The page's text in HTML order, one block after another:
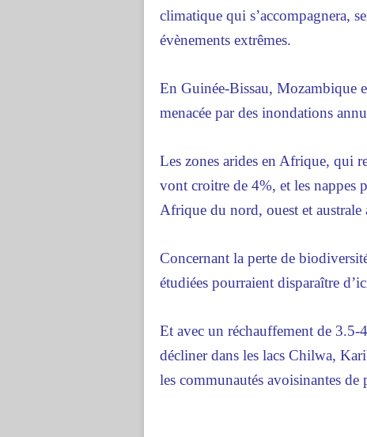
climatique qui s’accompagnera,
évènements extrêmes.
En Guinée-Bissau, Mozambique
menacée par des inondations
Les zones arides en Afrique, qui
vont croitre de 4%, et les nappes
Afrique du nord, ouest et australe
Concernant la perte de
étudiées pourraient disparaître
Et avec un réchauffement de 3.5-
décliner dans les lacs Chilwa,
les communautés avoisinantes